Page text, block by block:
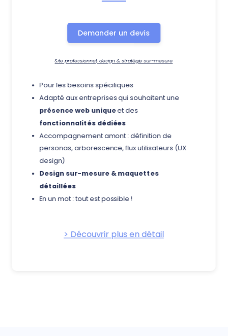
Demander un devis
Site professionnel, design & stratégie sur-mesure
Pour les besoins spécifiques
Adapté aux entreprises qui souhaitent une
présence web uniqueet des
fonctionnalités dédiées
Accompagnement amont : définition de
personas, arborescence, flux utilisateurs (UX
design)
Design sur-mesure & maquettes
détaillées
En un mot : tout est possible !
> Découvrir plus en détail